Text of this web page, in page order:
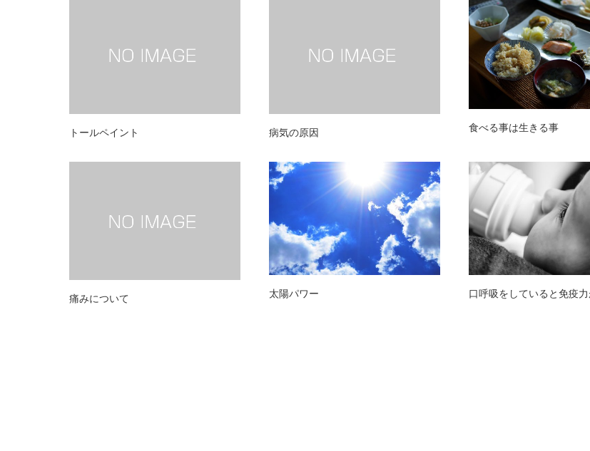
トールペイント 病気の原因 食べる事は生きる事
痛みについて 太陽パワー 口呼吸をしていると免疫